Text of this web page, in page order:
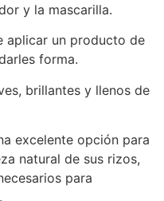
y la mascarilla.
aplicar un producto de
forma.
brillantes y llenos de
excelente opción para
natural de sus rizos,
para